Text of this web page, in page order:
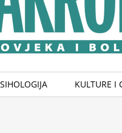
KULTURE I